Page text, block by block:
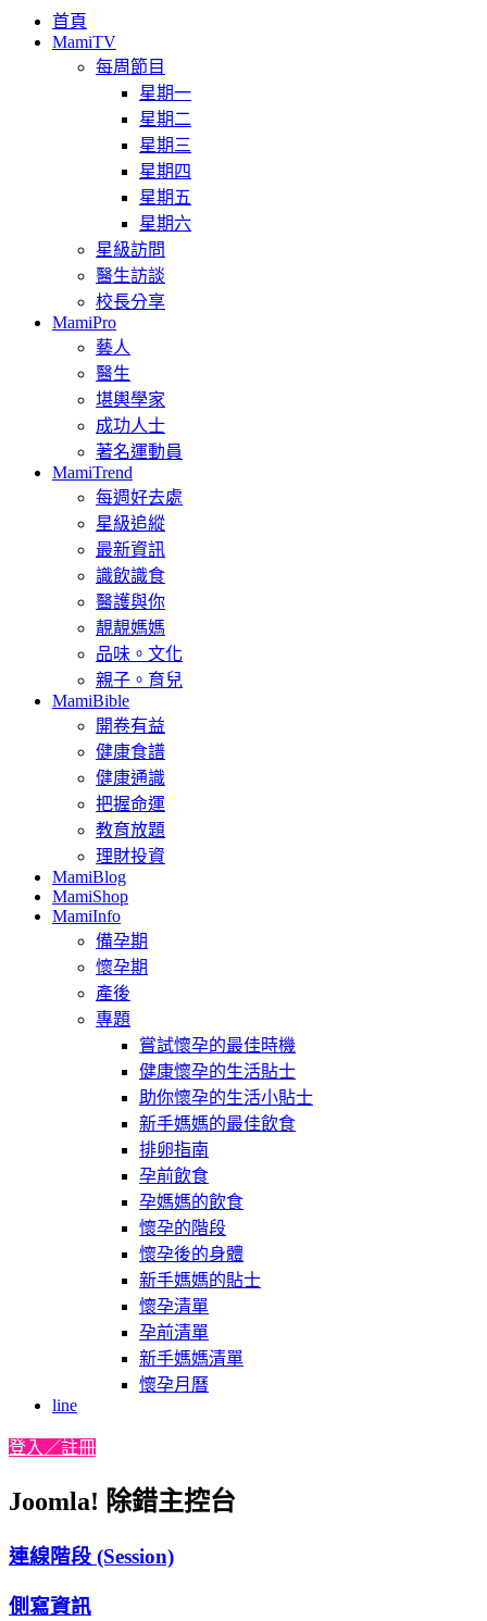
首頁
MamiTV
每周節目
星期一
星期二
星期三
星期四
星期五
星期六
星級訪問
醫生訪談
校長分享
MamiPro
藝人
醫生
堪輿學家
成功人士
著名運動員
MamiTrend
每週好去處
星級追縱
最新資訊
識飲識食
醫護與你
靚靚媽媽
品味。文化
親子。育兒
MamiBible
開卷有益
健康食譜
健康通識
把握命運
教育放題
理財投資
MamiBlog
MamiShop
MamiInfo
備孕期
懷孕期
產後
專題
嘗試懷孕的最佳時機
健康懷孕的生活貼士
助你懷孕的生活小貼士
新手媽媽的最佳飲食
排卵指南
孕前飲食
孕媽媽的飲食
懷孕的階段
懷孕後的身體
新手媽媽的貼士
懷孕清單
孕前清單
新手媽媽清單
懷孕月曆
line
登入／註冊
Joomla! 除錯主控台
連線階段 (Session)
側寫資訊